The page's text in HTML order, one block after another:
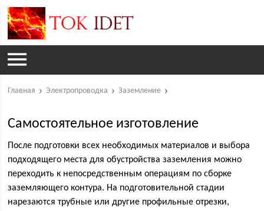
Главная Электропроводка Заземление
Самостоятельное изготовление
После подготовки всех необходимых материалов и выбора
подходящего места для обустройства заземления можно
переходить к непосредственным операциям по сборке
заземляющего контура. На подготовительной стадии
нарезаются трубные или другие профильные отрезки,